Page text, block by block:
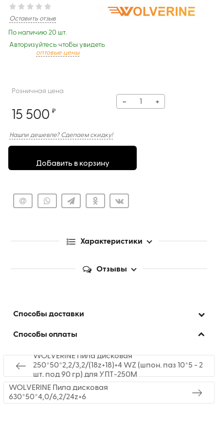
Оставить отзыв
По наличию 20 шт.
Авторизуйтесь чтобы увидеть
оптовые цены
Розничная цена
15 500 ₽
− +
Нашли дешевле? Сделаем скидку!
Добавить в корзину
Характеристики
Отзывы
Способы доставки
Способы оплаты
WOLVERINE Пила дисковая
250*50*2,2/3,2/(18z+18)+4 WZ (шпон. паз 10*5 - 2
шт. под 90 гр) для УПТ-250М
WOLVERINE Пила дисковая
630*50*4,0/6,2/24z+6